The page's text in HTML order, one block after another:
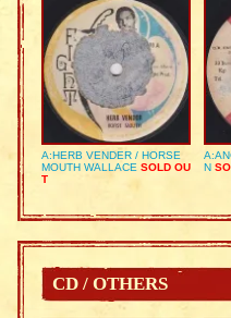
A:HERB VENDER / HORSE
MOUTH WALLACE SOLD OU
T
N
CD / OTHERS